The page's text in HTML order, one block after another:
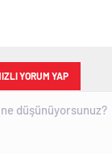
YORUM YAP